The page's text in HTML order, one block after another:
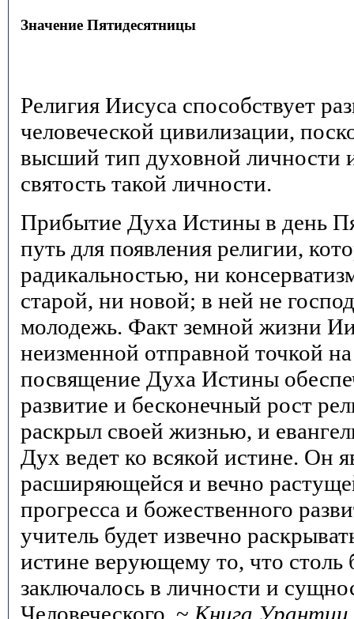
Значение Пятидесятницы
Религия Иисуса способствует
человеческой цивилизации,
высший тип духовной личности
святость такой личности.
Прибытие Духа Истины в день
путь для появления религии,
радикальностью, ни
старой, ни новой; в ней не
молодежь. Факт земной жизни
неизменной отправной точкой
посвящение Духа Истины
развитие и бесконечный рост
раскрыл своей жизнью, и
Дух ведет ко всякой истине. Он
расширяющейся и вечно
прогресса и божественного
учитель будет извечно
истине верующему то, что столь
заключалось в личности и
Человеческого. ~ Книга Урантии